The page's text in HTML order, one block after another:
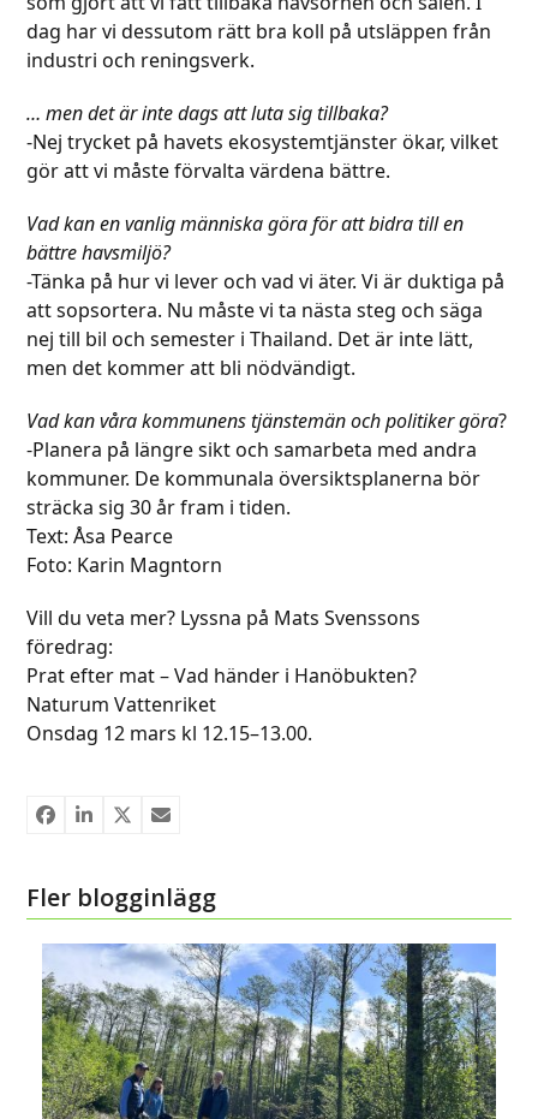
dag har vi dessutom rätt bra koll på utsläppen från
industri och reningsverk.
… men det är inte dags att luta sig tillbaka?
-Nej trycket på havets ekosystemtjänster ökar, vilket
gör att vi måste förvalta värdena bättre.
Vad kan en vanlig människa göra för att bidra till en
bättre havsmiljö?
-Tänka på hur vi lever och vad vi äter. Vi är duktiga på
att sopsortera. Nu måste vi ta nästa steg och säga
nej till bil och semester i Thailand. Det är inte lätt,
men det kommer att bli nödvändigt.
Vad kan våra kommunens tjänstemän och politiker göra?
-Planera på längre sikt och samarbeta med andra
kommuner. De kommunala översiktsplanerna bör
sträcka sig 30 år fram i tiden.
Text: Åsa Pearce
Foto: Karin Magntorn
Vill du veta mer? Lyssna på Mats Svenssons
föredrag:
Prat efter mat – Vad händer i Hanöbukten?
Naturum Vattenriket
Onsdag 12 mars kl 12.15–13.00.
Fler blogginlägg